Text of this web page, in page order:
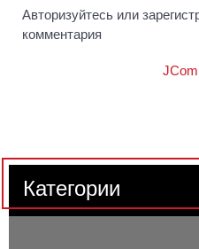
Авторизуйтесь или
комментария
Категории